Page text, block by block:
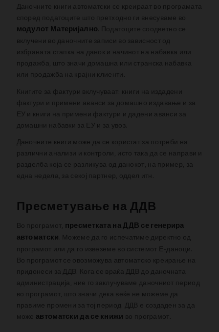
Даночните книги автоматски се креираат во програмата
според податоците што претходно ги внесуваме во
модулот Материјално. Податоците соодветно се
вклучени во даночните записи во зависност од
избраната стапка на данок и начинот на набавка или
продажба, што значи домашна или странска набавка
или продажба на крајни клиенти.
Книгите за фактури вклучуваат: книги на издадени
фактури и примени аванси за домашно издавање и за
ЕУ и книги на примени фактури и дадени аванси за
домашни набавки за ЕУ и за увоз.
Даночните книги може да се користат за потреби на
различни анализи и контроли, исто така да се направи и
разделба која се разликува од данокот, на пример, за
една недела, за секој партнер, оддел итн.
Пресметување на ДДВ
Во програмот, пресметката на ДДВ се генерира
автоматски. Можеме да го испечатиме директно од
програмот или да го извеземе во системот Е-даноци.
Во програмот се овозможува автоматско креирање на
придонеси за ДДВ. Кога се враќа ДДВ до даночната
администрација, ние го заклучуваме даночниот период
во програмот, што значи дека веќе не можеме да
правиме промени за тој период. ДДВ е создаден за да
може автоматски да се книжи во програмот.